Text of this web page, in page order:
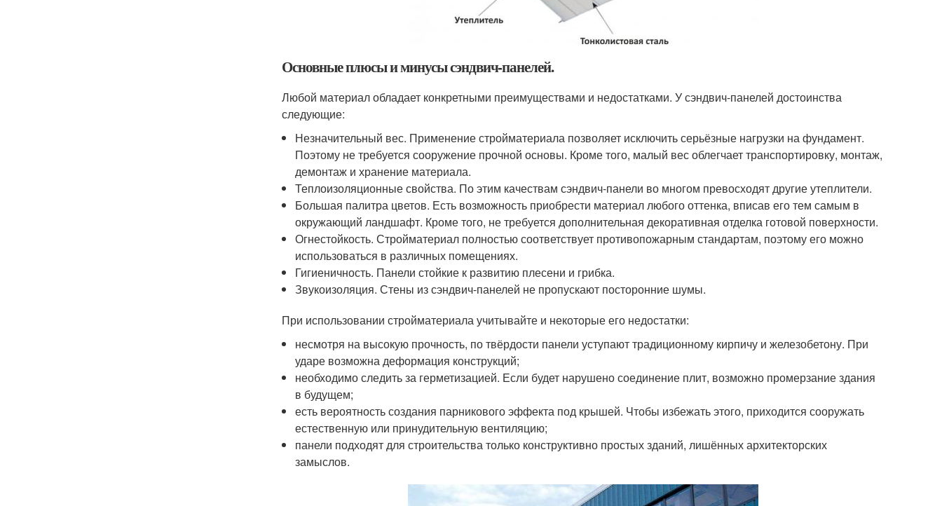
Основные плюсы и минусы сэндвич-панелей.
Любой материал обладает конкретными преимуществами и недостатками. У сэндвич-панелей достоинства
следующие:
Незначительный вес. Применение стройматериала позволяет исключить серьёзные нагрузки на фундамент.
Поэтому не требуется сооружение прочной основы. Кроме того, малый вес облегчает транспортировку, монтаж,
демонтаж и хранение материала.
Теплоизоляционные свойства. По этим качествам сэндвич-панели во многом превосходят другие утеплители.
Большая палитра цветов. Есть возможность приобрести материал любого оттенка, вписав его тем самым в
окружающий ландшафт. Кроме того, не требуется дополнительная декоративная отделка готовой поверхности.
Огнестойкость. Стройматериал полностью соответствует противопожарным стандартам, поэтому его можно
использоваться в различных помещениях.
Гигиеничность. Панели стойкие к развитию плесени и грибка.
Звукоизоляция. Стены из сэндвич-панелей не пропускают посторонние шумы.
При использовании стройматериала учитывайте и некоторые его недостатки:
несмотря на высокую прочность, по твёрдости панели уступают традиционному кирпичу и железобетону. При
ударе возможна деформация конструкций;
необходимо следить за герметизацией. Если будет нарушено соединение плит, возможно промерзание здания
в будущем;
есть вероятность создания парникового эффекта под крышей. Чтобы избежать этого, приходится сооружать
естественную или принудительную вентиляцию;
панели подходят для строительства только конструктивно простых зданий, лишённых архитекторских
замыслов.